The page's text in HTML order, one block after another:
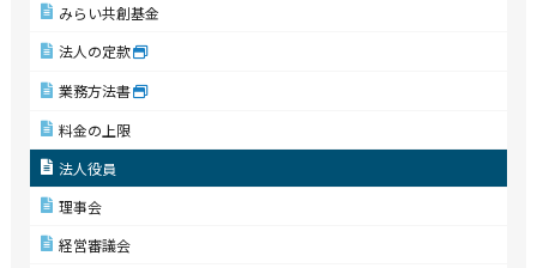
みらい共創基金
法人の定款
業務方法書
料金の上限
法人役員
理事会
経営審議会